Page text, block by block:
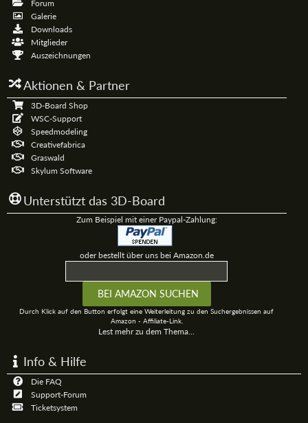
Forum
Galerie
Downloads
Mitglieder
Auszeichnungen
Aktionen & Partner
3D-Board Shop
WSC-Support
Speedmodeling
Creativefabrica
Graswald
Skylum Software
Unterstützt das 3D-Board
Zum Beispiel mit einer Paypal-Zahlung:
oder bestellt über uns bei Amazon.de
Durch Klick auf den Button erfolgt eine Weiterleitung zu den Suchergebnissen auf
Amazon - Affiliate-Link.
Lest mehr zu dem Thema...
Info & Hilfe
Die FAQ
Support-Forum
Ticketsystem